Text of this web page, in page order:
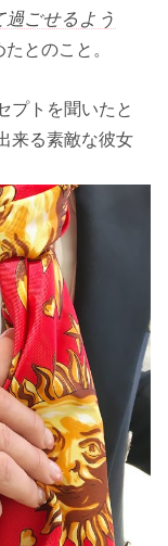
ごせるよう
とのこと。
プトを聞いたと
来る素敵な彼女